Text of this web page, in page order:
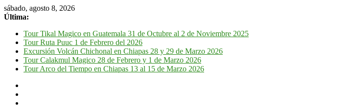
sábado, agosto 8, 2026
Última:
Tour Tikal Magico en Guatemala 31 de Octubre al 2 de Noviembre 2025
Tour Ruta Puuc 1 de Febrero del 2026
Excursión Volcán Chichonal en Chiapas 28 y 29 de Marzo 2026
Tour Calakmul Magico 28 de Febrero y 1 de Marzo 2026
Tour Arco del Tiempo en Chiapas 13 al 15 de Marzo 2026